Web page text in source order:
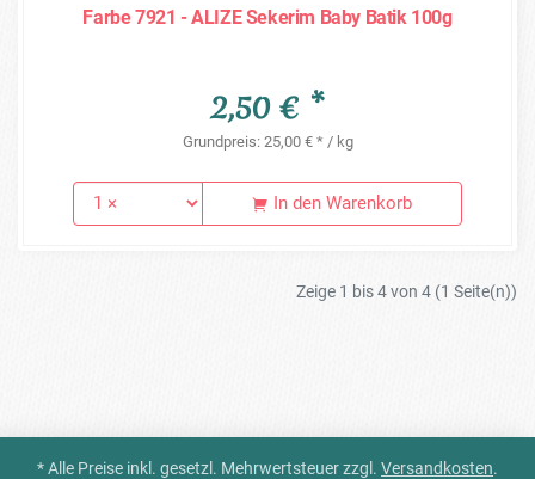
Farbe 7921 - ALIZE Sekerim Baby Batik 100g
2,50 € *
Grundpreis: 25,00 € * / kg
In den Warenkorb
Zeige 1 bis 4 von 4 (1 Seite(n))
* Alle Preise inkl. gesetzl. Mehrwertsteuer zzgl. Versandkosten.